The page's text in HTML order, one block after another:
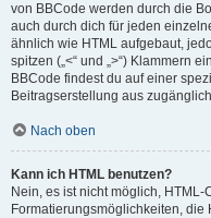
von BBCode werden durch die
auch durch dich für jeden
ähnlich wie HTML aufgebaut,
spitzen („<“ und „>“) Klammern
BBCode findest du auf einer
Beitragserstellung aus
Nach oben
Kann ich HTML benutzen?
Nein, es ist nicht möglich,
Formatierungsmöglichkeiten,